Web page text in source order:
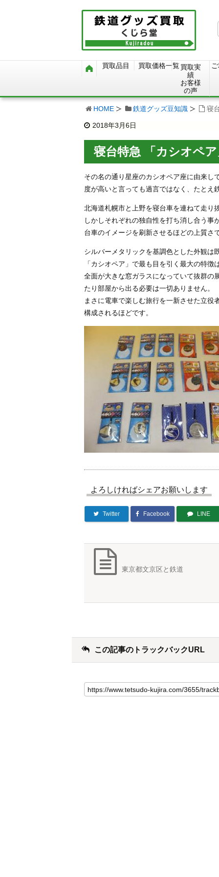
買取品目 買取価格一覧買取実
績
お客様
の声
HOME 鉄道グッズ豆知識 寝
2018年3月6日
寝台特急 「カシオペ
その名の通り星座のカシオペア座に由来し
度が高いと言っても過言ではなく、たとえ
北海道札幌市と上野を寝台車を連ねて走り
しかしそれぞれの独自性を打ち消し合う
台車のイメージを刷新させるほどの上質さ
シルバーメタリックを基調色とした外観は
「カシオペア」で最も目を引く最大の特
全面が大きな窓ガラスになっていて抜群の
たり部屋から出る必要は一切ありません。
まさに電車で楽しむ旅行を一新させた立
構成されるほどです。
よろしければシェアお願いします
Twitter Facebook LINE
東京都文京区と鉄道
この記事のトラックバックURL